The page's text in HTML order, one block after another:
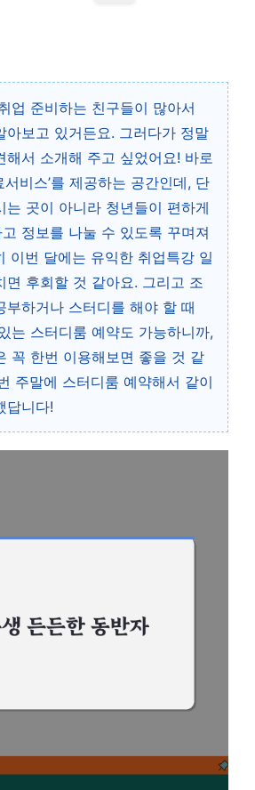
업 준비하는 친구들이 많아서
아보고 있거든요. 그러다가 정말
해서 소개해 주고 싶었어요! 바로
서비스’를 제공하는 공간인데, 단
는 곳이 아니라 청년들이 편하게
정보를 나눌 수 있도록 꾸며져
이번 달에는 유익한 취업특강 일
면 후회할 것 같아요. 그리고 조
부하거나 스터디를 해야 할 때
는 스터디룸 예약도 가능하니까,
꼭 한번 이용해보면 좋을 것 같
주말에 스터디룸 예약해서 같이
답니다!